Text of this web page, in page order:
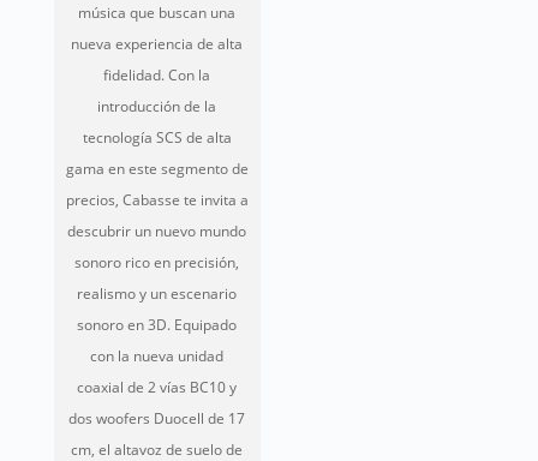
música que buscan una
nueva experiencia de alta
fidelidad. Con la
introducción de la
tecnología SCS de alta
gama en este segmento de
precios, Cabasse te invita a
descubrir un nuevo mundo
sonoro rico en precisión,
realismo y un escenario
sonoro en 3D. Equipado
con la nueva unidad
coaxial de 2 vías BC10 y
dos woofers Duocell de 17
cm, el altavoz de suelo de